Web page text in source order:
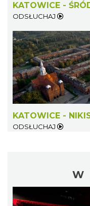
KATOWICE -
ODSŁUCHAJ
KATOWICE -
ODSŁUCHAJ
W